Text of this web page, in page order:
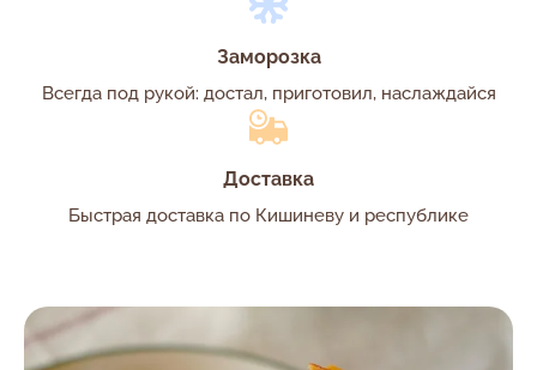
Заморозка
Всегда под рукой: достал, приготовил, наслаждайся
Доставка
Быстрая доставка по Кишиневу и республике